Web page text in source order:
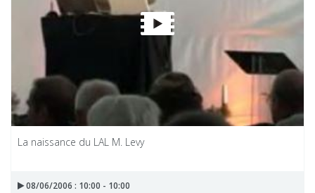
La naissance du LAL M. Levy
08/06/2006 : 10:00 - 10:00